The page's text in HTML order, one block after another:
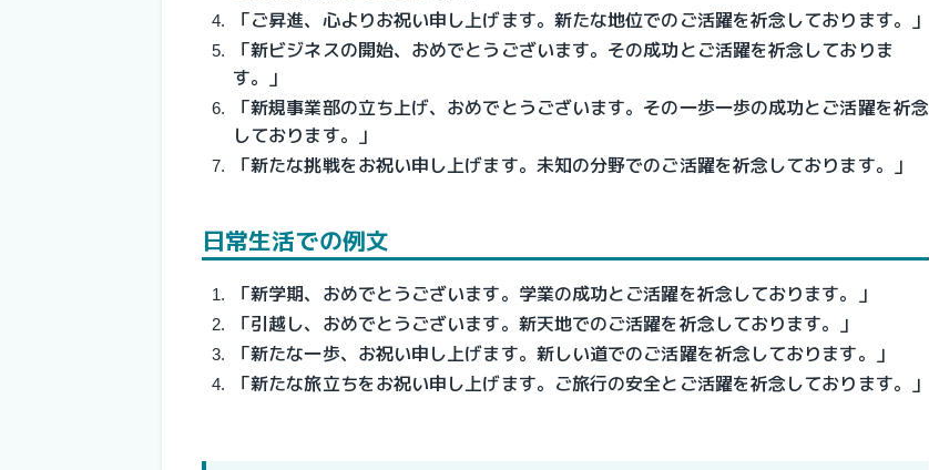
「ご昇進、心よりお祝い申し上げます。新たな地位でのご活躍を祈念しております。」
「新ビジネスの開始、おめでとうございます。その成功とご活躍を祈念しておりま
す。」
「新規事業部の立ち上げ、おめでとうございます。その一歩一歩の成功とご活躍を祈念
しております。」
「新たな挑戦をお祝い申し上げます。未知の分野でのご活躍を祈念しております。」
日常生活での例文
「新学期、おめでとうございます。学業の成功とご活躍を祈念しております。」
「引越し、おめでとうございます。新天地でのご活躍を祈念しております。」
「新たな一歩、お祝い申し上げます。新しい道でのご活躍を祈念しております。」
「新たな旅立ちをお祝い申し上げます。ご旅行の安全とご活躍を祈念しております。」